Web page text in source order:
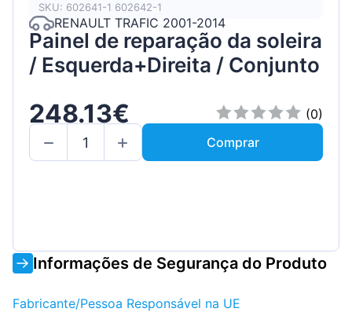
SKU: 602641-1 602642-1
RENAULT TRAFIC 2001-2014
Painel de reparação da soleira
/ Esquerda+Direita / Conjunto
248.13€
(0)
Comprar
Informações de Segurança do Produto
Fabricante/Pessoa Responsável na UE